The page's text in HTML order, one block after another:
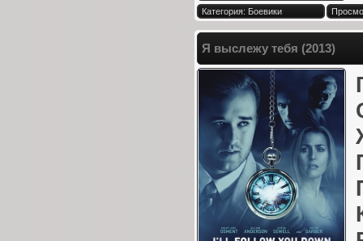
Категория: Боевики
Я выслежу тебя (2013)